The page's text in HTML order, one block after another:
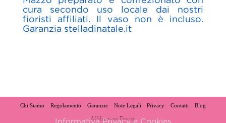
cura secondo uso locale dai nostri
fioristi affiliati. Il vaso non è incluso.
Garanzia stelladinatale.it
Chi Siamo Regolamento Garanzie Note Legali Privacy Contatti Blog
Affiliazione Fioristi
Informativa Privacy e Cookies